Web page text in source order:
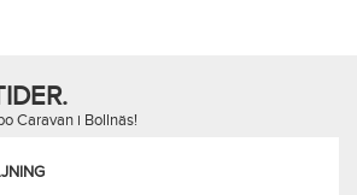
Caravan i Bollnäs!